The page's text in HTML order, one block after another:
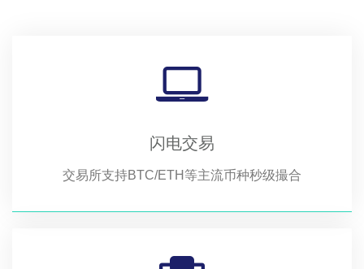
闪电交易
交易所支持BTC/ETH等主流币种秒级撮合